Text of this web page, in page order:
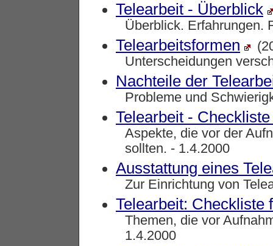
Telearbeit - Überblick
Überblick. Erfahrungen.
Telearbeitsformen
Unterscheidungen
Nachteile der
Probleme und
Telearbeit -
Aspekte, die vor der
sollten. - 1.4.2000
Ausstattung eines
Zur Einrichtung von
Telearbeit: Checkliste
Themen, die vor
1.4.2000